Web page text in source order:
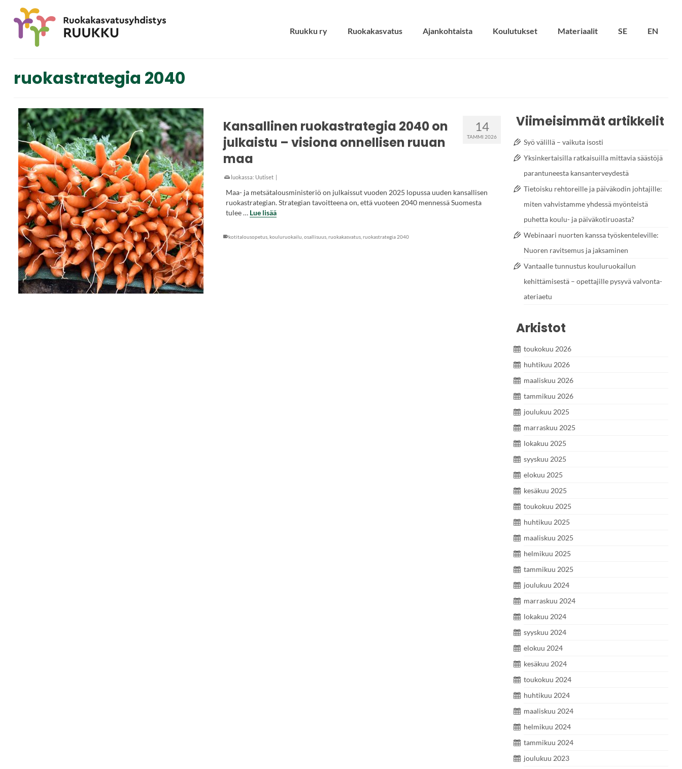
Ruukku ry Ruokakasvatus Ajankohtaista Koulutukset Materiaalit SE EN
ruokastrategia 2040
14
TAMMI 2026
Kansallinen ruokastrategia 2040 on
julkaistu – visiona onnellisen ruuan
maa
luokassa: Uutiset |
Maa- ja metsätalousministeriö on julkaissut vuoden 2025 lopussa uuden kansallisen
ruokastrategian. Strategian tavoitteena on, että vuoteen 2040 mennessä Suomesta
tulee … Lue lisää
kotitalousopetus, kouluruokailu osallisuus, ruokakasvatus, ruokastrategia 2040
Viimeisimmät artikkelit
Syö välillä – vaikuta isosti
Yksinkertaisilla ratkaisuilla mittavia säästöjä
parantuneesta kansanterveydestä
Tietoisku rehtoreille ja päiväkodin johtajille:
miten vahvistamme yhdessä myönteistä
puhetta koulu- ja päiväkotiruoasta?
Webinaari nuorten kanssa työskenteleville:
Nuoren ravitsemus ja jaksaminen
Vantaalle tunnustus kouluruokailun
kehittämisestä – opettajille pysyvä valvonta-
ateriaetu
Arkistot
toukokuu 2026
huhtikuu 2026
maaliskuu 2026
tammikuu 2026
joulukuu 2025
marraskuu 2025
lokakuu 2025
syyskuu 2025
elokuu 2025
kesäkuu 2025
toukokuu 2025
huhtikuu 2025
maaliskuu 2025
helmikuu 2025
tammikuu 2025
joulukuu 2024
marraskuu 2024
lokakuu 2024
syyskuu 2024
elokuu 2024
kesäkuu 2024
toukokuu 2024
huhtikuu 2024
maaliskuu 2024
helmikuu 2024
tammikuu 2024
joulukuu 2023